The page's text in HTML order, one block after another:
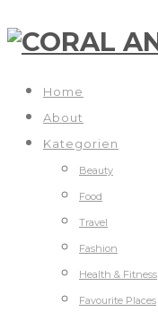
Home
About
Kategorien
Beauty
Food
Travel
Fashion
Health & Fitness
Favourite Places